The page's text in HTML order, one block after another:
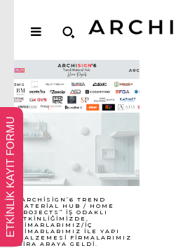
“ARCHISIGN’6 TREND
MATERIAL HUB / HOME
PROJECTS” IŞ ODAKLI
ETKINLIĞIMIZDE,
MIMARLARIMIZ/IÇ
MIMARLARIMIZ ILE YAPI
MALZEMESI FIRMALARIMIZ
BIRA ARAYA GELDI.
ETKİNLİK KAYIT FORMU